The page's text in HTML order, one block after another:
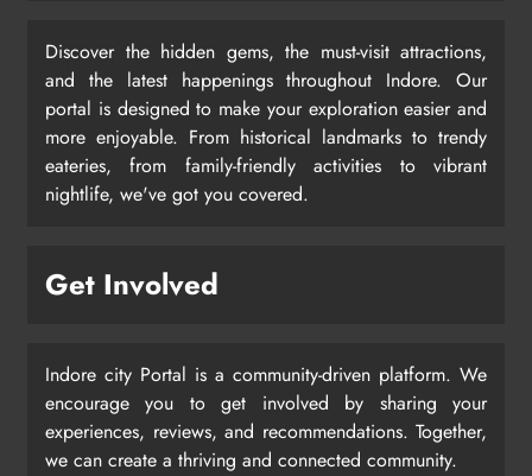
Discover the hidden gems, the must-visit attractions,
and the latest happenings throughout Indore. Our
portal is designed to make your exploration easier and
more enjoyable. From historical landmarks to trendy
eateries, from family-friendly activities to vibrant
nightlife, we've got you covered.
Get Involved
Indore city Portal is a community-driven platform. We
encourage you to get involved by sharing your
experiences, reviews, and recommendations. Together,
we can create a thriving and connected community.